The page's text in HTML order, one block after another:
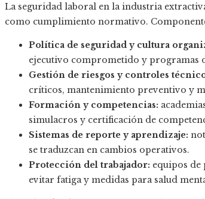
La seguridad laboral en la industria
como cumplimiento normativo.
Política de seguridad y cultura
ejecutivo comprometido y programas
Gestión de riesgos y controles
críticos, mantenimiento preventivo y
Formación y competencias:
simulacros y certificación de
Sistemas de reporte y aprendizaje:
se traduzcan en cambios operativos.
Protección del trabajador: equipos de
evitar fatiga y medidas para salud